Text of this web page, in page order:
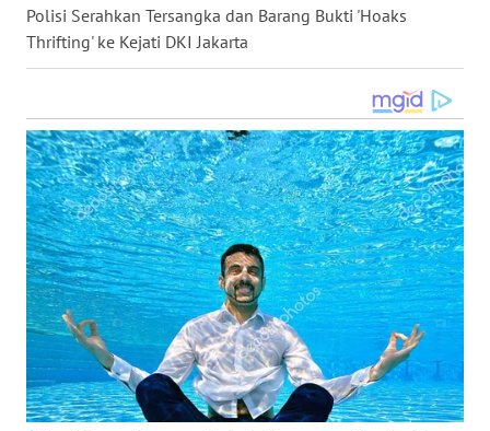
Polisi Serahkan Tersangka dan Barang Bukti 'Hoaks
Thrifting' ke Kejati DKI Jakarta
WN
NUSANTARA
JOGJA
WN
JATIM
WN
BALI
WN
KALBAR